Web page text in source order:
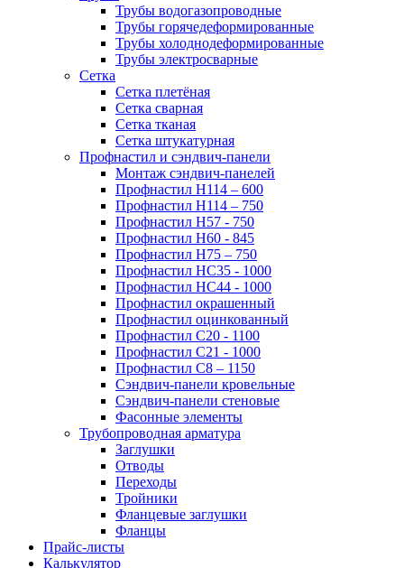
Трубы водогазопроводные
Трубы горячедеформированные
Трубы холоднодеформированные
Трубы электросварные
Сетка
Сетка плетёная
Сетка сварная
Сетка тканая
Сетка штукатурная
Профнастил и сэндвич-панели
Монтаж сэндвич-панелей
Профнастил Н114 – 600
Профнастил Н114 – 750
Профнастил Н57 - 750
Профнастил Н60 - 845
Профнастил Н75 – 750
Профнастил НС35 - 1000
Профнастил НС44 - 1000
Профнастил окрашенный
Профнастил оцинкованный
Профнастил С20 - 1100
Профнастил С21 - 1000
Профнастил С8 – 1150
Сэндвич-панели кровельные
Сэндвич-панели стеновые
Фасонные элементы
Трубопроводная арматура
Заглушки
Отводы
Переходы
Тройники
Фланцевые заглушки
Фланцы
Прайс-листы
Калькулятор